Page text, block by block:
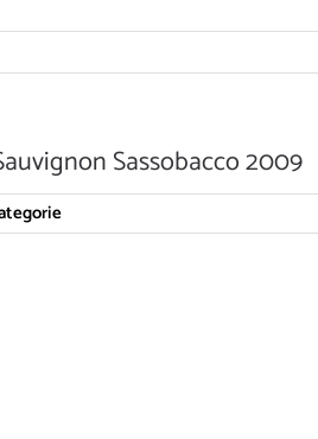
Sassobacco 2009